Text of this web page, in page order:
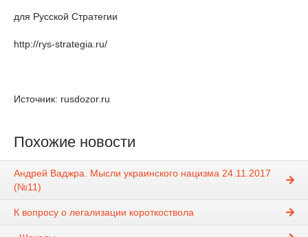
для Русской Стратегии
http://rys-strategia.ru/
Источник: rusdozor.ru
Похожие новости
Андрей Ваджра. Мысли украинского нацизма 24.11.2017
(№11)
К вопросу о легализации короткоствола